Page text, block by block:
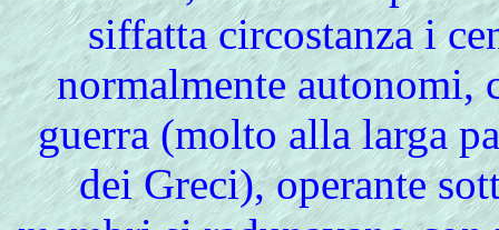
siffatta circostanza i
normalmente autonomi,
guerra (molto alla larga
dei Greci), operante